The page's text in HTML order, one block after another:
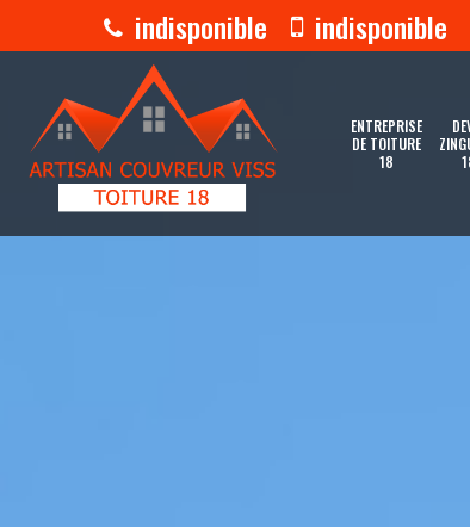
indisponible indisponible
ENTREPRISE
DE TOITURE
18